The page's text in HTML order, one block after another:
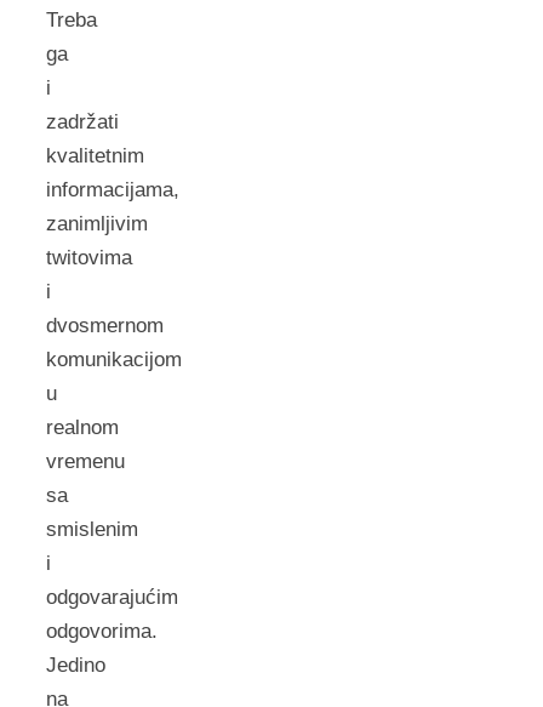
Treba
ga
i
zadržati
kvalitetnim
informacijama,
zanimljivim
twitovima
i
dvosmernom
komunikacijom
u
realnom
vremenu
sa
smislenim
i
odgovarajućim
odgovorima.
Jedino
na